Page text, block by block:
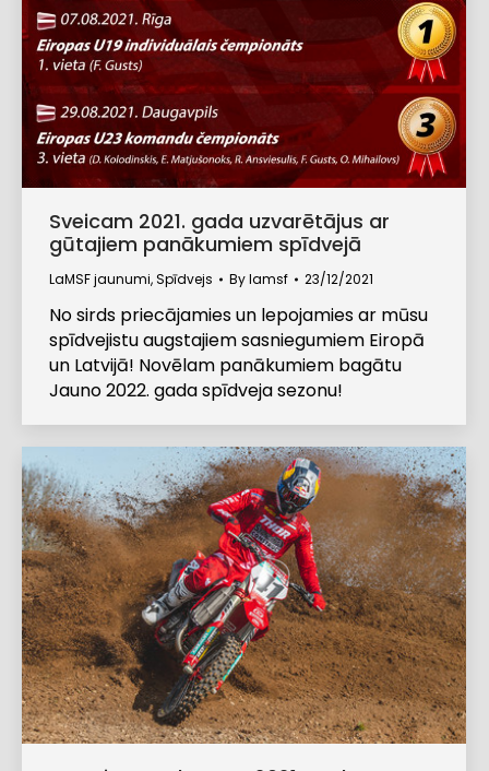
Sveicam 2021. gada uzvarētājus ar
gūtajiem panākumiem spīdvejā
LaMSF jaunumi,Spīdvejs Bylamsf 23/12/2021
No sirds priecājamies un lepojamies ar mūsu
spīdvejistu augstajiem sasniegumiem Eiropā
un Latvijā! Novēlam panākumiem bagātu
Jauno 2022. gada spīdveja sezonu!